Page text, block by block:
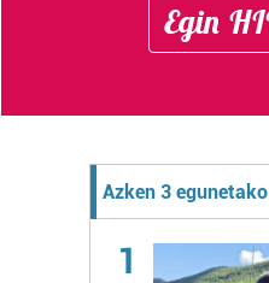
Egin
Azken 3
1